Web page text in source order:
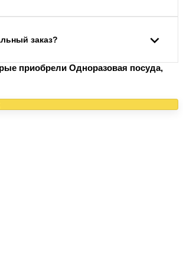
заказ?
приобрели Одноразовая посуда,